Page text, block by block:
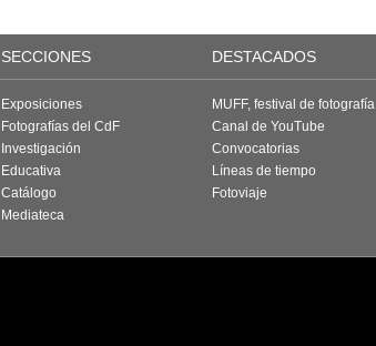
SECCIONES DESTACADOS
Exposiciones
Fotografías del CdF
Investigación
Educativa
Catálogo
Mediateca
MUFF, festival de fotografía
Canal de YouTube
Convocatorias
Líneas de tiempo
Fotoviaje